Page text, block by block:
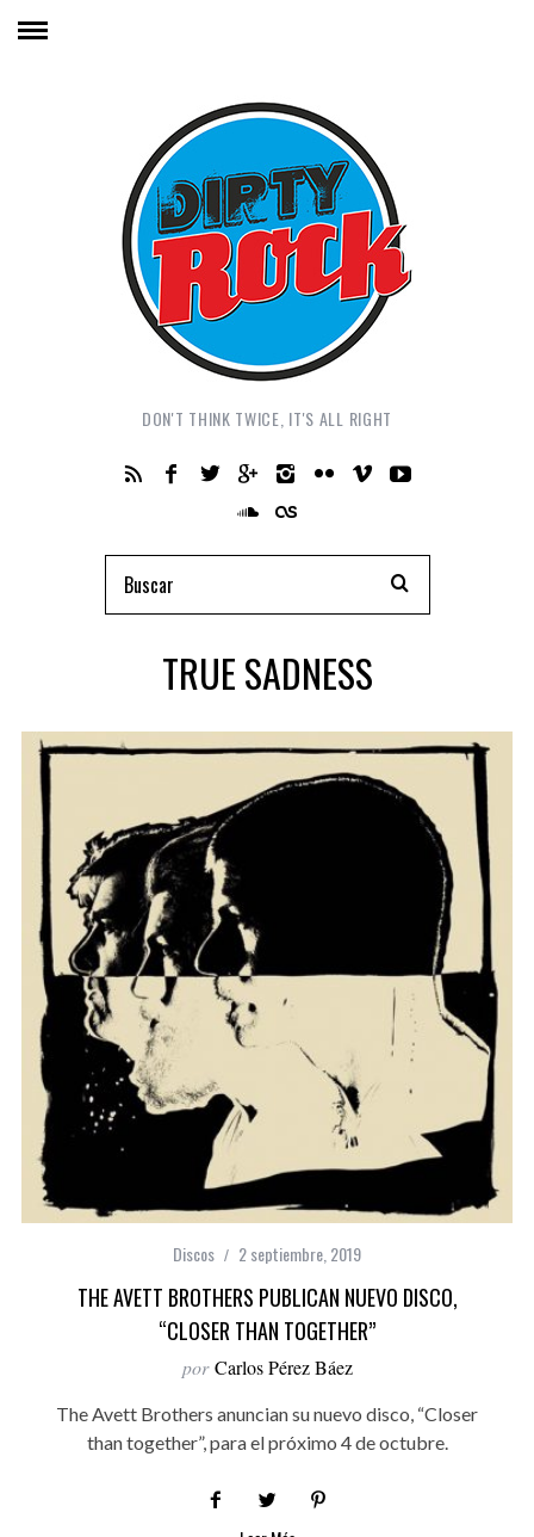
DON'T THINK TWICE, IT'S ALL RIGHT
TRUE SADNESS
Discos 2 septiembre, 2019
THE AVETT BROTHERS PUBLICAN NUEVO DISCO,
“CLOSER THAN TOGETHER”
por Carlos Pérez Báez
The Avett Brothers anuncian su nuevo disco, “Closer
than together”, para el próximo 4 de octubre.